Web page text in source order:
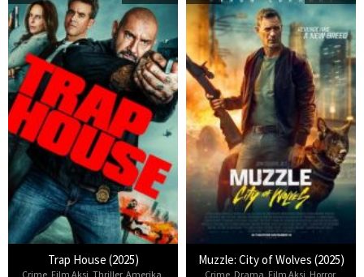
Trap House (2025)
Crime, Film Aksi, Thriller, Amerika,
Muzzle: City of Wolves (2025)
Crime, Drama, Film Aksi, Horror,